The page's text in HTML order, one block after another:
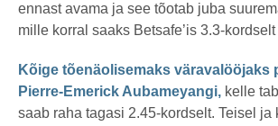
ennast avama ja see tõotab juba
mille korral saaks Betsafe’is 3.3-
Kõige tõenäolisemaks väravalööjaks
Pierre-Emerick Aubameyangi, kelle
saab raha tagasi 2.45-kordselt. Teisel ja